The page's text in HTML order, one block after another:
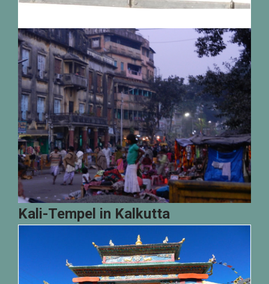
Kali-Tempel in Kalkutta